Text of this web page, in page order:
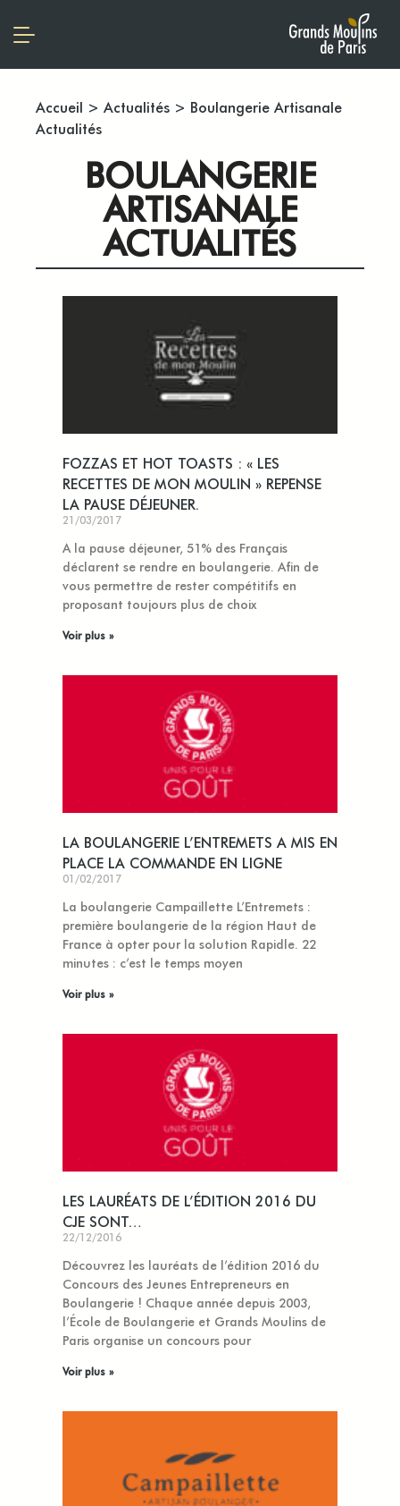
Accueil > Actualités > Boulangerie Artisanale
Actualités
BOULANGERIE
ARTISANALE
ACTUALITÉS
FOZZAS ET HOT TOASTS : « LES
RECETTES DE MON MOULIN » REPENSE
LA PAUSE DÉJEUNER.
21/03/2017
A la pause déjeuner, 51% des Français
déclarent se rendre en boulangerie. Afin de
vous permettre de rester compétitifs en
proposant toujours plus de choix
Voir plus »
LA BOULANGERIE L’ENTREMETS A MIS EN
PLACE LA COMMANDE EN LIGNE
01/02/2017
La boulangerie Campaillette L’Entremets :
première boulangerie de la région Haut de
France à opter pour la solution Rapidle. 22
minutes : c’est le temps moyen
Voir plus »
LES LAURÉATS DE L’ÉDITION 2016 DU
CJE SONT…
22/12/2016
Découvrez les lauréats de l’édition 2016 du
Concours des Jeunes Entrepreneurs en
Boulangerie ! Chaque année depuis 2003,
l’École de Boulangerie et Grands Moulins de
Paris organise un concours pour
Voir plus »